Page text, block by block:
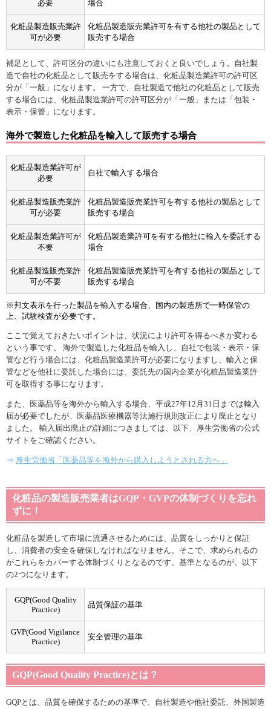
必要 場合
化粧品製造販売業許
可が必要
化粧品製造販売業許可を有する他社の製品として
販売する場合
補足として、許可区分の違いにも注意しておくと良いでしょう。自社製
造で自社の化粧品として販売をする場合は、化粧品製造業許可の許可区
分が「一般」になります。 一方で、自社製造で他社の化粧品として販売
する場合には、化粧品製造業許可の許可区分が「一般」または「包装・
表示・保管」になります。
海外で製造した化粧品を輸入して販売する場合
化粧品製造業許可が
必要
自社で輸入する場合
化粧品製造販売業許
可が必要
化粧品製造販売業許可を有する他社の製品として
販売する場合
化粧品製造業許可が
不要
化粧品製造業許可を有する他社に輸入を委託する
場合
化粧品製造販売業許
可が不要
化粧品製造販売業許可を有する他社の製品として
販売する場合
※邦文表示を行った製品を輸入する場合、国内の製造所で一時保管の
上、試験検査が必要です。
ここで覚えておきたいポイントは、状況により許可を得るべきか変わる
という事です。 海外で製造した化粧品を輸入し、自社で包装・表示・保
管など行う場合には、化粧品製造業許可が必要になりますし、輸入と保
管などを他社に委託した場合には、委託先の国内企業が化粧品製造業許
可を取得する事になります。
また、医薬品等を海外から輸入する場合、平成27年12月31日までは輸入
届が必要でしたが、医薬品医療機器等法施行規則改正により廃止となり
ました。 輸入届出廃止の詳細につきましては、以下、厚生労働省の公式
サイトをご確認ください。
⇒ 厚生労働省「医薬品等を海外から購入しようとされる方へ」
化粧品の製造販売業者はGQP・GVPの体制づくりを忘れ
ずに！
化粧品を製造して市場に流通させるためには、品質をしっかりと保証
し、消費者の安全を確保しなければなりません。そこで、求められるの
がこれらをカバーする体制づくりとなるのです。基準となるのが、以下
の2つになります。
GQP(Good Quality
Practice)
品質保証の基準
GVP(Good Vigilance
Practice)
安全管理の基準
GQP(Good Quality Practice)とは？
GQPとは、品質を確保するための基準で、自社製造や他社委託、外国製造